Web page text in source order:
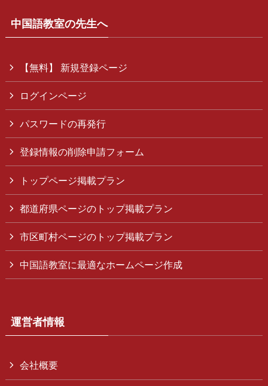
中国語教室の先生へ
【無料】 新規登録ページ
ログインページ
パスワードの再発行
登録情報の削除申請フォーム
トップページ掲載プラン
都道府県ページのトップ掲載プラン
市区町村ページのトップ掲載プラン
中国語教室に最適なホームページ作成
運営者情報
会社概要